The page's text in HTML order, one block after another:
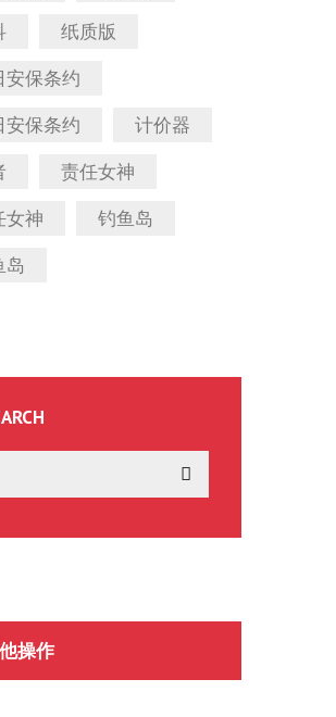
纸质版
安保条约
安保条约
计价器
责任女神
女神
钓鱼岛
岛
操作